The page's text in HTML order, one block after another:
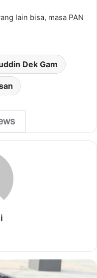
lain bisa, masa PAN
Dek Gam